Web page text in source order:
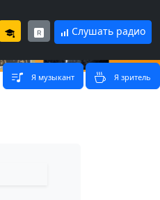
Слушать радио
Я музыкант Я зритель